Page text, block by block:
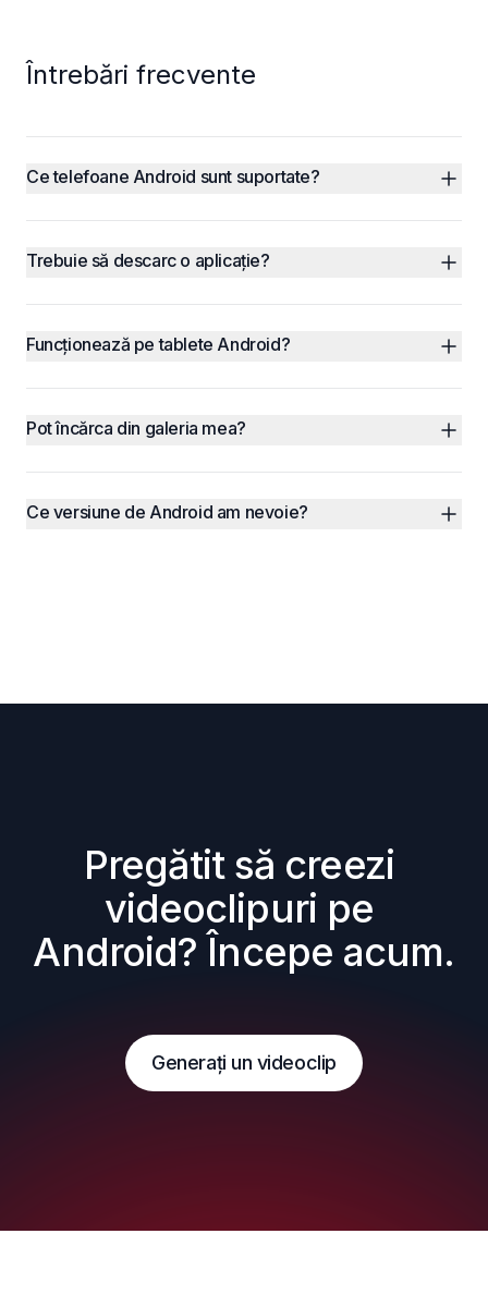
Întrebări frecvente
Ce telefoane Android sunt suportate?
Trebuie să descarc o aplicație?
Funcționează pe tablete Android?
Pot încărca din galeria mea?
Ce versiune de Android am nevoie?
Pregătit să creezi
videoclipuri pe
Android? Începe acum.
Generați un videoclip